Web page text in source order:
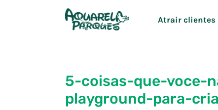
Atrair clientes
5-coisas-que-voce-
playground-para-